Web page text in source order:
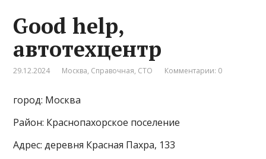
Good help,
автотехцентр
29.12.2024 Москва, Справочная, СТО Комментарии: 0
город: Москва
Район: Краснопахорское поселение
Адрес: деревня Красная Пахра, 133